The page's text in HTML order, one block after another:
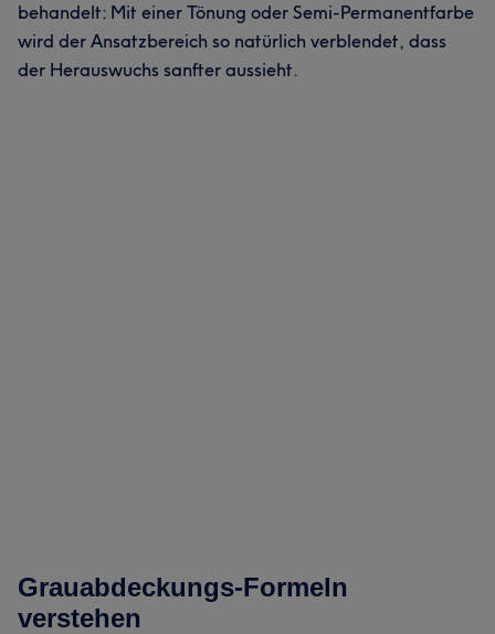
behandelt: Mit einer Tönung oder Semi-Permanentfarbe
wird der Ansatzbereich so natürlich verblendet, dass
der Herauswuchs sanfter aussieht.
Grauabdeckungs-Formeln
verstehen